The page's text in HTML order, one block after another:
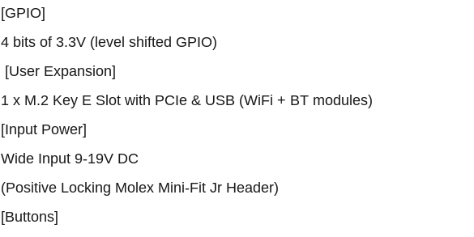
[GPIO]
4 bits of 3.3V (level shifted GPIO)
[User Expansion]
1 x M.2 Key E Slot with PCIe & USB (WiFi + BT modules)
[Input Power]
Wide Input 9-19V DC
(Positive Locking Molex Mini-Fit Jr Header)
[Buttons]